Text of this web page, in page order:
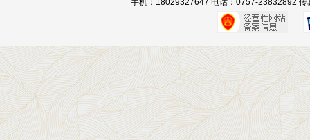
手机：18029327647 电话：0757-23832892